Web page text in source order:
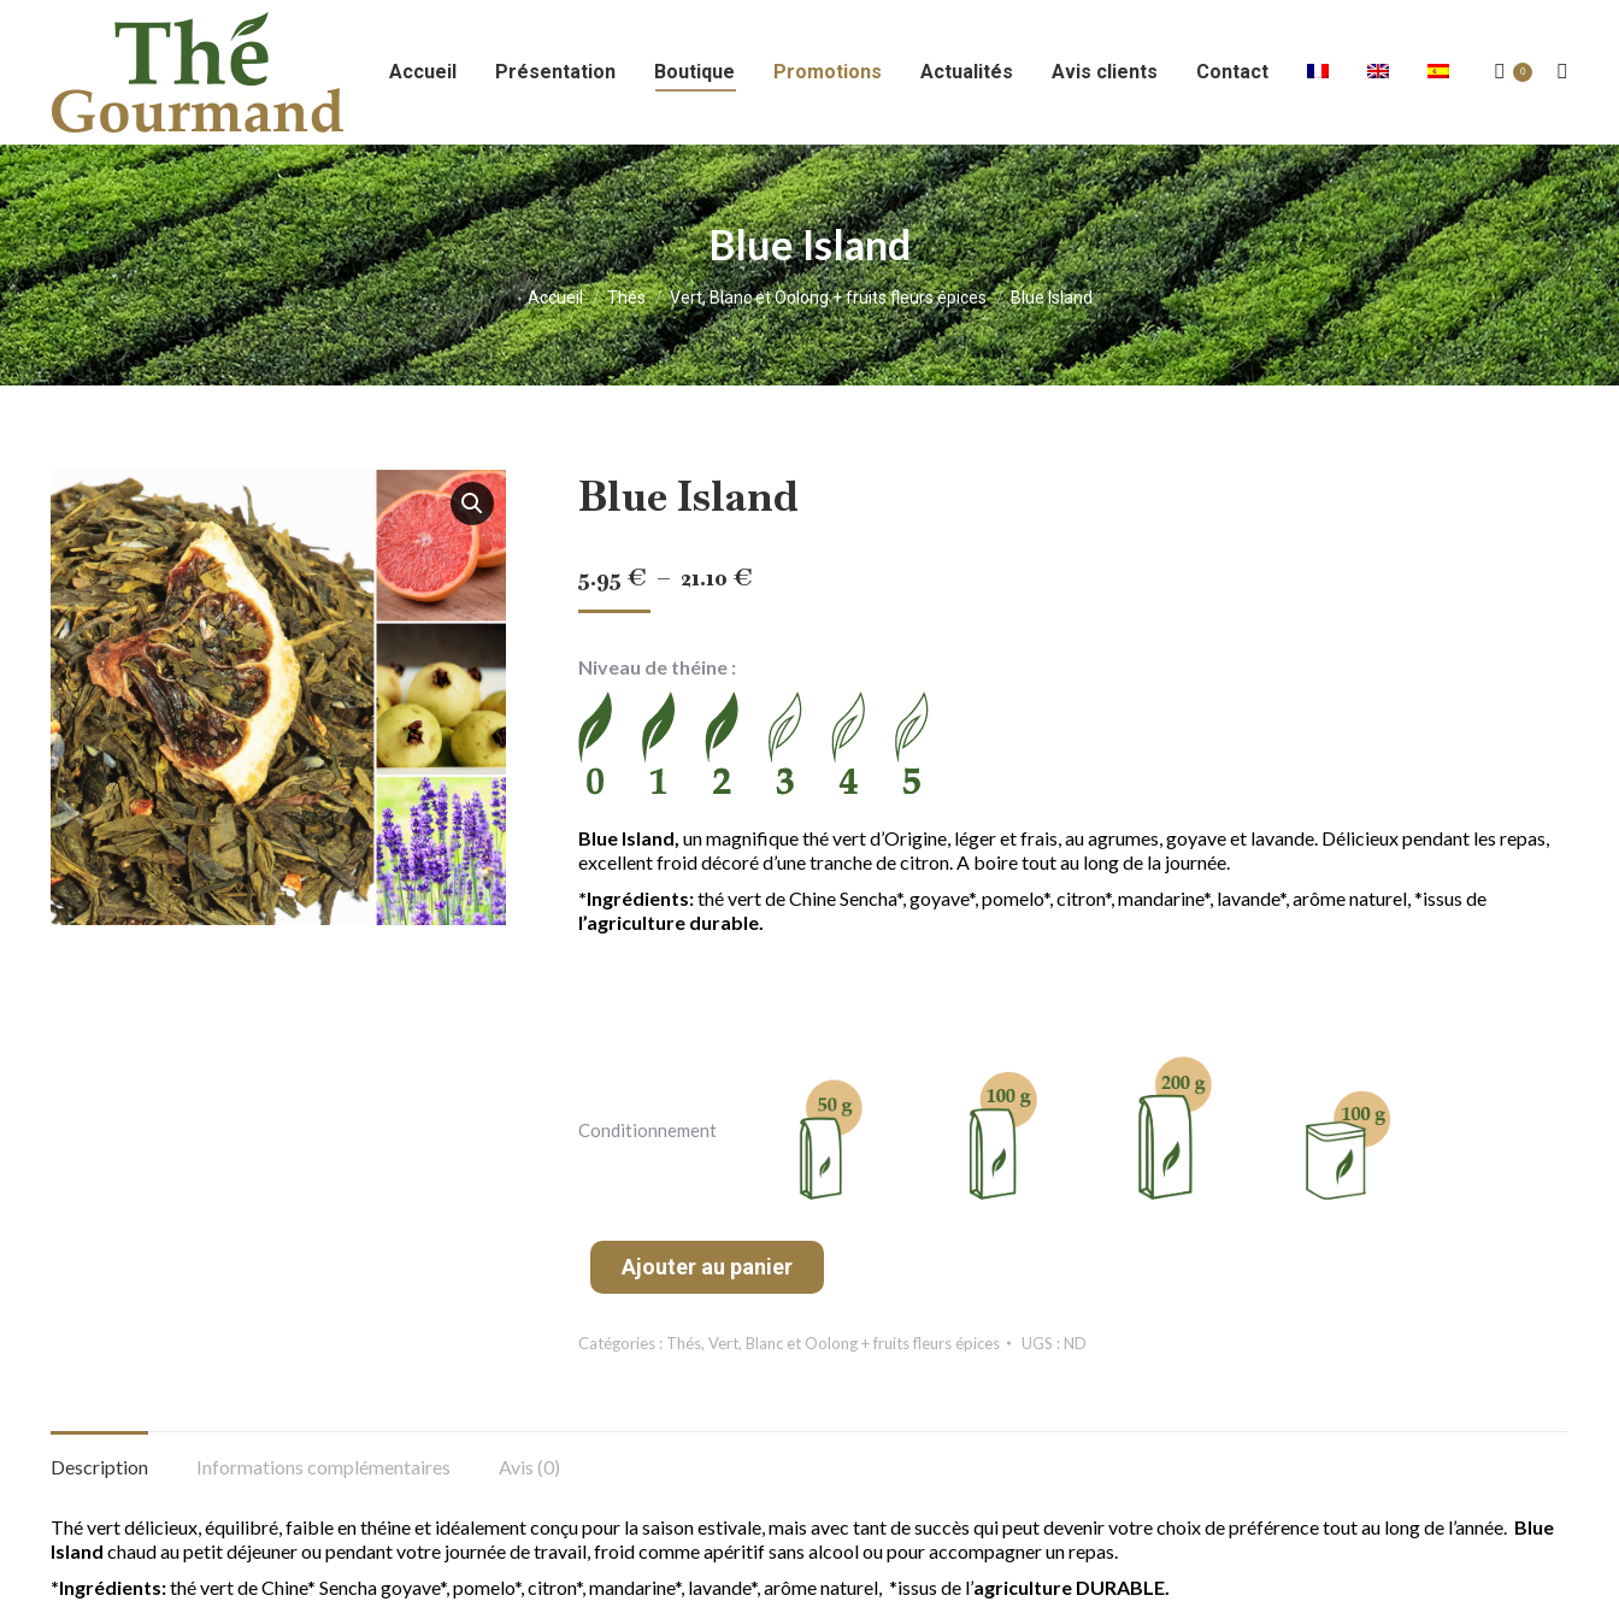
Accueil Présentation Boutique Promotions Actualités Avis clients Contact 0
Blue Island
Vous êtes ici :
Accueil Thés Vert, Blanc et Oolong + fruits fleurs épices Blue Island
Blue Island
5.95 € – 21.10 €
5.95 €
21.10 €
Niveau de théine :
Blue Island, un magnifique thé vert d’Origine, léger et frais, au agrumes, goyave et lavande. Délicieux pendant les repas,
excellent froid décoré d’une tranche de citron. A boire tout au long de la journée.
*Ingrédients:thé vert de Chine Sencha*, goyave*, pomelo*, citron*, mandarine*, lavande*, arôme naturel, *issus de
l’agriculture durable.
Conditionnement
Ajouter au panier
Catégories : Thés, Vert, Blanc et Oolong + fruits fleurs épices UGS : ND
Description Informations complémentaires Avis (0)
Thé vert délicieux, équilibré, faible en théine et idéalement conçu pour la saison estivale, mais avec tant de succès qui peut devenir votre choix de préférence tout au long de l’année. Blue
Island chaud au petit déjeuner ou pendant votre journée de travail, froid comme apéritif sans alcool ou pour accompagner un repas.
*Ingrédients:thé vert de Chine* Sencha goyave*, pomelo*, citron*, mandarine*, lavande*, arôme naturel, *issus de l’agriculture DURABLE.